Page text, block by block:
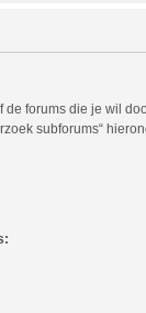
de forums die je wil
subforums“